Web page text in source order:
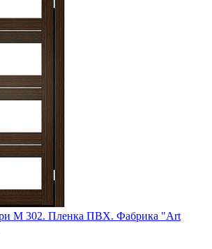
M 302. Пленка ПВХ. Фабрика "Art